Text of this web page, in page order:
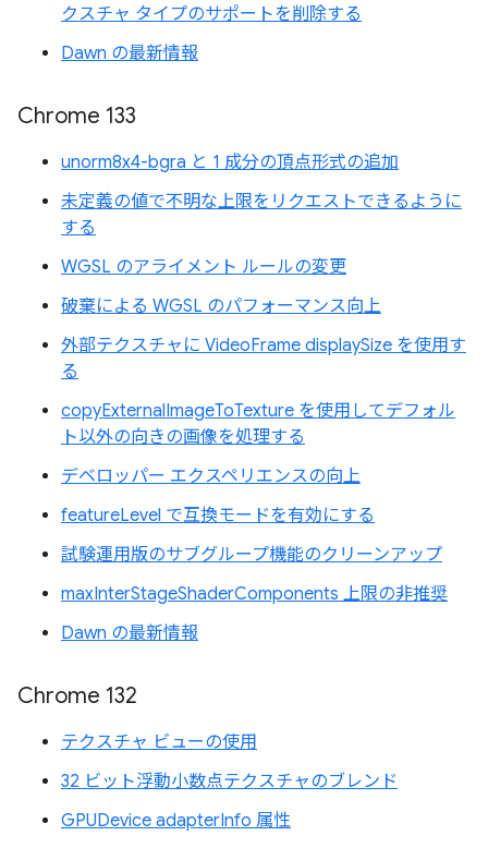
クスチャ タイプのサポートを削除する
Dawn の最新情報
Chrome 133
unorm8x4-bgra と 1 成分の頂点形式の追加
未定義の値で不明な上限をリクエストできるように
する
WGSL のアライメント ルールの変更
破棄による WGSL のパフォーマンス向上
外部テクスチャに VideoFrame displaySize を使用す
る
copyExternalImageToTexture を使用してデフォル
ト以外の向きの画像を処理する
デベロッパー エクスペリエンスの向上
featureLevel で互換モードを有効にする
試験運用版のサブグループ機能のクリーンアップ
maxInterStageShaderComponents 上限の非推奨
Dawn の最新情報
Chrome 132
テクスチャ ビューの使用
32 ビット浮動小数点テクスチャのブレンド
GPUDevice adapterInfo 属性